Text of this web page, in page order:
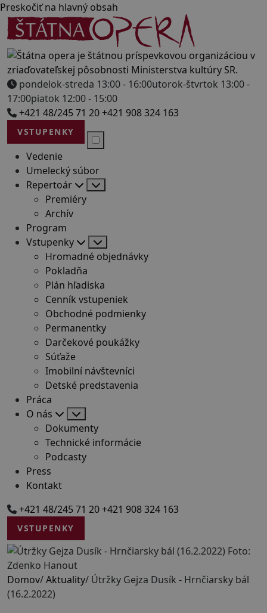
Preskočiť na hlavný obsah
pondelok-streda 13:00 - 16:00utorok-štvrtok 13:00 -
17:00piatok 12:00 - 15:00
+421 48/245 71 20+421 908 324 163
VSTUPENKY
Vedenie
Umelecký súbor
Repertoár
Premiéry
Archív
Program
Vstupenky
Hromadné objednávky
Pokladňa
Plán hľadiska
Cenník vstupeniek
Obchodné podmienky
Permanentky
Darčekové poukážky
Súťaže
Imobilní návštevníci
Detské predstavenia
Práca
O nás
Dokumenty
Technické informácie
Podcasty
Press
Kontakt
+421 48/245 71 20+421 908 324 163
VSTUPENKY
Domov/Aktuality/ Útržky Gejza Dusík - Hrnčiarsky bál
(16.2.2022)